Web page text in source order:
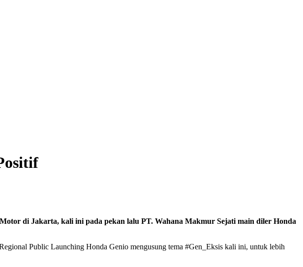
di Jakarta, kali ini pada pekan lalu PT. Wahana Makmur Sejati main diler Honda
Public Launching Honda Genio mengusung tema #Gen_Eksis kali ini, untuk lebih